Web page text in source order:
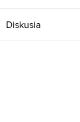
Diskusia